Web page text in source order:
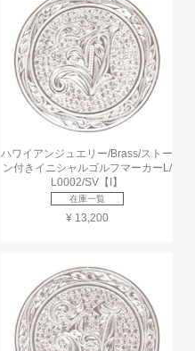
ハワイアンジュエリー/Brass/ストー
ン付きイニシャルゴルフマーカーL/
L0002/SV【I】
在庫一覧
¥ 13,200